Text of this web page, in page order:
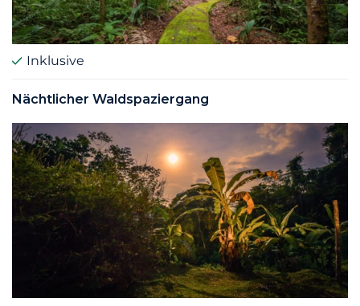
Inklusive
Nächtlicher Waldspaziergang